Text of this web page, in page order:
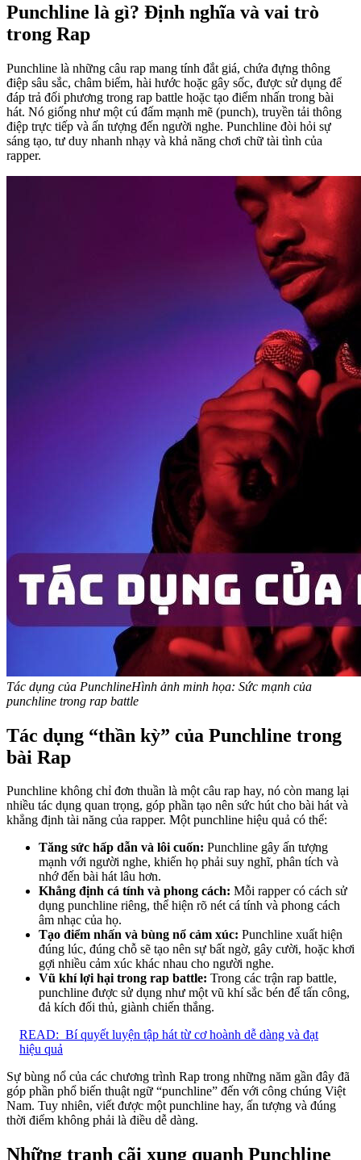
Punchline là gì? Định nghĩa và vai trò
trong Rap
Punchline là những câu rap mang tính đắt giá, chứa đựng thông
điệp sâu sắc, châm biếm, hài hước hoặc gây sốc, được sử dụng để
đáp trả đối phương trong rap battle hoặc tạo điểm nhấn trong bài
hát. Nó giống như một cú đấm mạnh mẽ (punch), truyền tải thông
điệp trực tiếp và ấn tượng đến người nghe. Punchline đòi hỏi sự
sáng tạo, tư duy nhanh nhạy và khả năng chơi chữ tài tình của
rapper.
Tác dụng của PunchlineHình ảnh minh họa: Sức mạnh của
punchline trong rap battle
Tác dụng “thần kỳ” của Punchline trong
bài Rap
Punchline không chỉ đơn thuần là một câu rap hay, nó còn mang lại
nhiều tác dụng quan trọng, góp phần tạo nên sức hút cho bài hát và
khẳng định tài năng của rapper. Một punchline hiệu quả có thể:
Tăng sức hấp dẫn và lôi cuốn: Punchline gây ấn tượng
mạnh với người nghe, khiến họ phải suy nghĩ, phân tích và
nhớ đến bài hát lâu hơn.
Khẳng định cá tính và phong cách: Mỗi rapper có cách sử
dụng punchline riêng, thể hiện rõ nét cá tính và phong cách
âm nhạc của họ.
Tạo điểm nhấn và bùng nổ cảm xúc: Punchline xuất hiện
đúng lúc, đúng chỗ sẽ tạo nên sự bất ngờ, gây cười, hoặc khơi
gợi nhiều cảm xúc khác nhau cho người nghe.
Vũ khí lợi hại trong rap battle: Trong các trận rap battle,
punchline được sử dụng như một vũ khí sắc bén để tấn công,
đả kích đối thủ, giành chiến thắng.
READ: Bí quyết luyện tập hát từ cơ hoành dễ dàng và đạt
hiệu quả
Sự bùng nổ của các chương trình Rap trong những năm gần đây đã
góp phần phổ biến thuật ngữ “punchline” đến với công chúng Việt
Nam. Tuy nhiên, viết được một punchline hay, ấn tượng và đúng
thời điểm không phải là điều dễ dàng.
Những tranh cãi xung quanh Punchline